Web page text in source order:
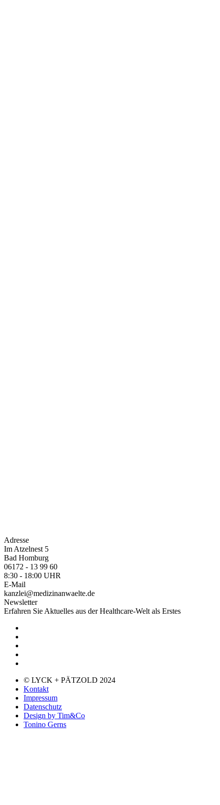
Adresse
Im Atzelnest 5
Bad Homburg
06172 - 13 99 60
8:30 - 18:00 UHR
E-Mail
kanzlei@medizinanwaelte.de
Newsletter
Erfahren Sie Aktuelles aus der Healthcare-Welt als Erstes
© LYCK + PÄTZOLD 2024
Kontakt
Impressum
Datenschutz
Design by Tim&Co
Tonino Gerns